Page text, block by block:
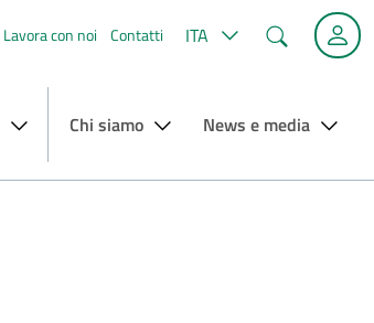
Lavora con noi Contatti ITA Cerca
Chi siamo News e media